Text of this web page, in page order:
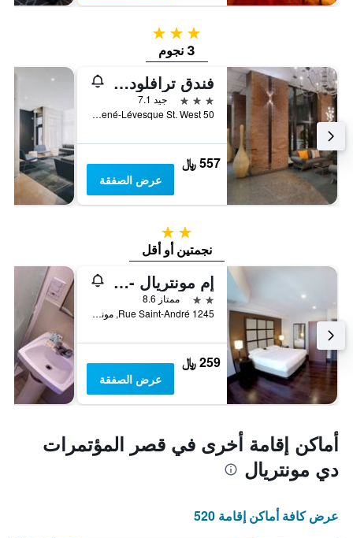
3 نجوم
3 نجوم
فندق ترافلودج مونتريال سنتر
3 نجوم
جيد 7.1
50 René-Lévesque St. West, مونترال, QC, كندا
557 ﷼
عرض الصفقة
2 نجمتين
نجمتين أو أقل
إم مونتريال - هوستل
2 نجمتين
ممتاز 8.6
1245 Rue Saint-André, مونترال, QC, كندا
259 ﷼
عرض الصفقة
أماكن إقامة أخرى في قصر المؤتمرات
دي مونتريال
عرض كافة أماكن إقامة 520